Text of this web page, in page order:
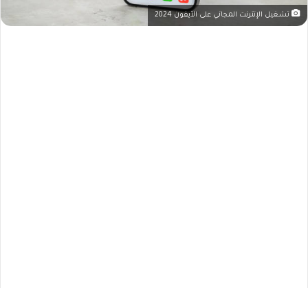
تشغيل الإنترنت المجاني على الآيفون 2024